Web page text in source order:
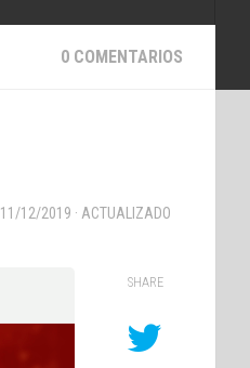
0 COMENTARIOS
11/12/2019 · ACTUALIZADO
SHARE